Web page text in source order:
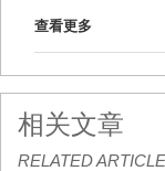
查看更多
相关文章
RELATED